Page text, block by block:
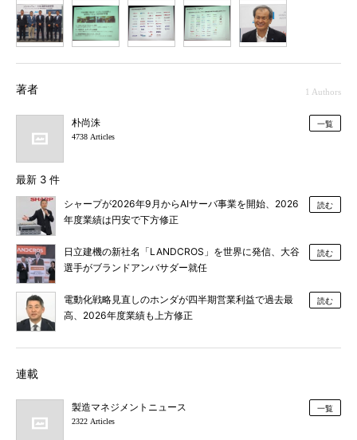
著者 1 Authors
朴尚洙
4738 Articles
一覧
最新 3 件
シャープが2026年9月からAIサーバ事業を開始、2026
年度業績は円安で下方修正
読む
日立建機の新社名「LANDCROS」を世界に発信、大谷
選手がブランドアンバサダー就任
読む
電動化戦略見直しのホンダが四半期営業利益で過去最
高、2026年度業績も上方修正
読む
連載
製造マネジメントニュース
2322 Articles
一覧